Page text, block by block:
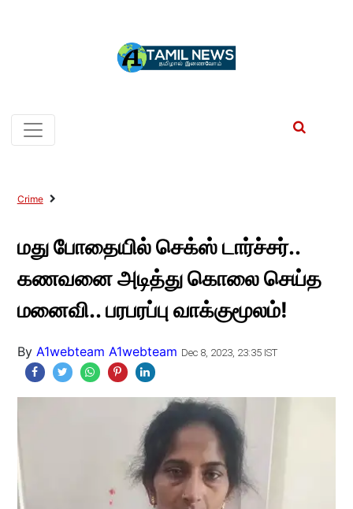
Crime
மது போதையில் செக்ஸ் டார்ச்சர்..
கணவனை அடித்து கொலை செய்த
மனைவி.. பரபரப்பு வாக்குமூலம்!
By A1webteam A1webteam Dec 8, 2023, 23:35 IST